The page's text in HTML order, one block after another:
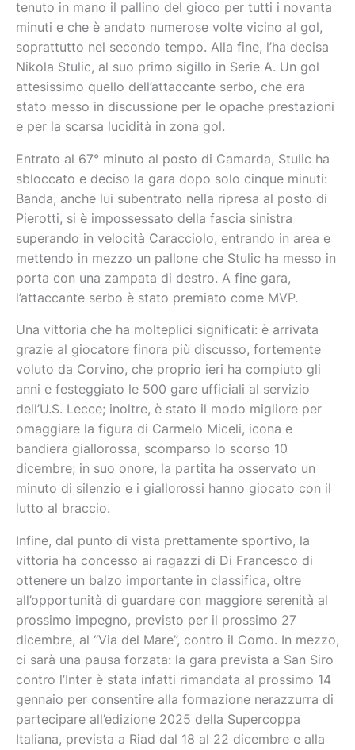
tenuto in mano il pallino del gioco per tutti i novanta
minuti e che è andato numerose volte vicino al gol,
soprattutto nel secondo tempo. Alla fine, l’ha decisa
Nikola Stulic, al suo primo sigillo in Serie A. Un gol
attesissimo quello dell’attaccante serbo, che era
stato messo in discussione per le opache prestazioni
e per la scarsa lucidità in zona gol.
Entrato al 67° minuto al posto di Camarda, Stulic ha
sbloccato e deciso la gara dopo solo cinque minuti:
Banda, anche lui subentrato nella ripresa al posto di
Pierotti, si è impossessato della fascia sinistra
superando in velocità Caracciolo, entrando in area e
mettendo in mezzo un pallone che Stulic ha messo in
porta con una zampata di destro. A fine gara,
l’attaccante serbo è stato premiato come MVP.
Una vittoria che ha molteplici significati: è arrivata
grazie al giocatore finora più discusso, fortemente
voluto da Corvino, che proprio ieri ha compiuto gli
anni e festeggiato le 500 gare ufficiali al servizio
dell’U.S. Lecce; inoltre, è stato il modo migliore per
omaggiare la figura di Carmelo Miceli, icona e
bandiera giallorossa, scomparso lo scorso 10
dicembre; in suo onore, la partita ha osservato un
minuto di silenzio e i giallorossi hanno giocato con il
lutto al braccio.
Infine, dal punto di vista prettamente sportivo, la
vittoria ha concesso ai ragazzi di Di Francesco di
ottenere un balzo importante in classifica, oltre
all’opportunità di guardare con maggiore serenità al
prossimo impegno, previsto per il prossimo 27
dicembre, al “Via del Mare”, contro il Como. In mezzo,
ci sarà una pausa forzata: la gara prevista a San Siro
contro l’Inter è stata infatti rimandata al prossimo 14
gennaio per consentire alla formazione nerazzurra di
partecipare all’edizione 2025 della Supercoppa
Italiana, prevista a Riad dal 18 al 22 dicembre e alla